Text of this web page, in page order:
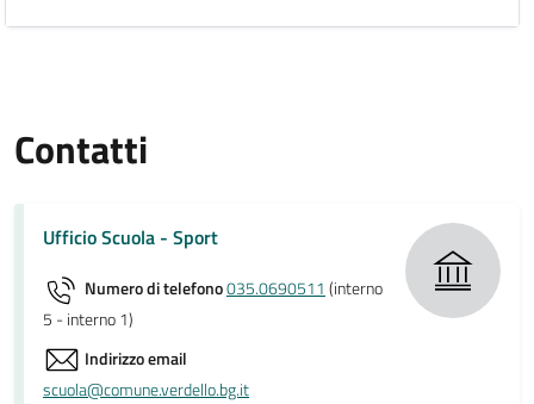
Contatti
Ufficio Scuola - Sport
Numero di telefono035.0690511 (interno
5 - interno 1)
Indirizzo email
scuola@comune.verdello.bg.it